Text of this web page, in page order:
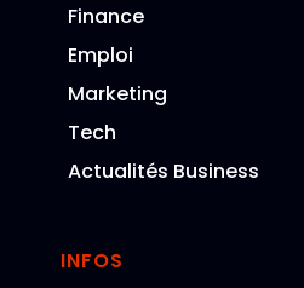
Finance
Emploi
Marketing
Tech
Actualités Business
INFOS